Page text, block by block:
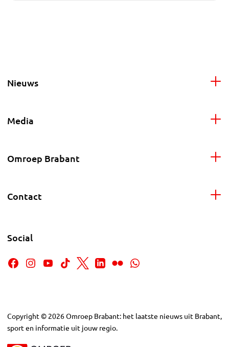
Nieuws
Media
Omroep Brabant
Contact
Social
Copyright © 2026Omroep Brabant: het laatste nieuws uit Brabant,
sport en informatie uit jouw regio.